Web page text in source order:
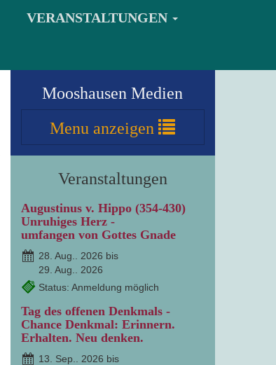
VERANSTALTUNGEN
Mooshausen Medien
Menu anzeigen
Veranstaltungen
Augustinus v. Hippo (354-430)
Unruhiges Herz -
umfangen von Gottes Gnade
28. Aug.. 2026 bis
29. Aug.. 2026
Status: Anmeldung möglich
Tag des offenen Denkmals -
Chance Denkmal: Erinnern.
Erhalten. Neu denken.
13. Sep.. 2026 bis